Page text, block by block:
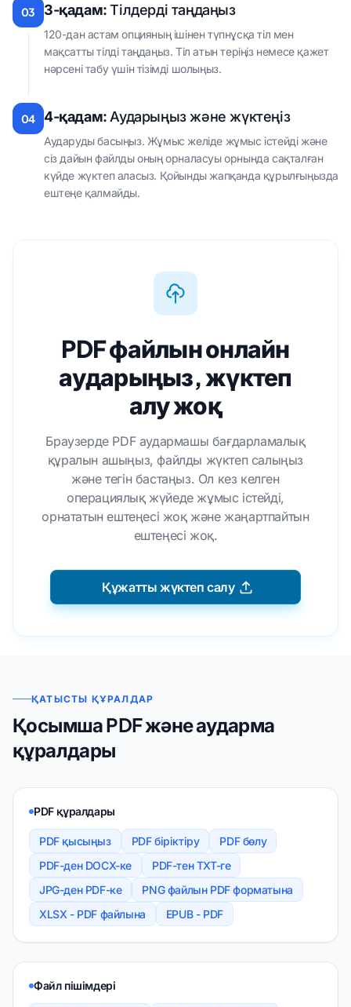
03 3-қадам:Тілдерді таңдаңыз
120-дан астам опцияның ішінен түпнұсқа тіл мен
мақсатты тілді таңдаңыз. Тіл атын теріңіз немесе қажет
нәрсені табу үшін тізімді шолыңыз.
04 4-қадам: Аударыңыз және жүктеңіз
Аударуды басыңыз. Жұмыс желіде жұмыс істейді және
сіз дайын файлды оның орналасуы орнында сақталған
күйде жүктеп аласыз. Қойынды жапқанда құрылғыңызда
ештеңе қалмайды.
PDF файлын онлайн
аударыңыз, жүктеп
алу жоқ
Браузерде PDF аудармашы бағдарламалық
құралын ашыңыз, файлды жүктеп салыңыз
және тегін бастаңыз. Ол кез келген
операциялық жүйеде жұмыс істейді,
орнататын ештеңесі жоқ және жаңартпайтын
ештеңесі жоқ.
Құжатты жүктеп салу
ҚАТЫСТЫ ҚҰРАЛДАР
Қосымша PDF және аударма
құралдары
PDF құралдары
PDF қысыңыз PDF біріктіру
PDF бөлу
PDF-ден DOCX-ке
PDF-тен TXT-ге
JPG-ден PDF-ке
PNG файлын PDF форматына
XLSX - PDF файлына
EPUB - PDF
Файл пішімдері